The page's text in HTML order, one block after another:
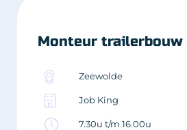
Monteur trailerbouw
Zeewolde
Job King
7.30u t/m 16.00u